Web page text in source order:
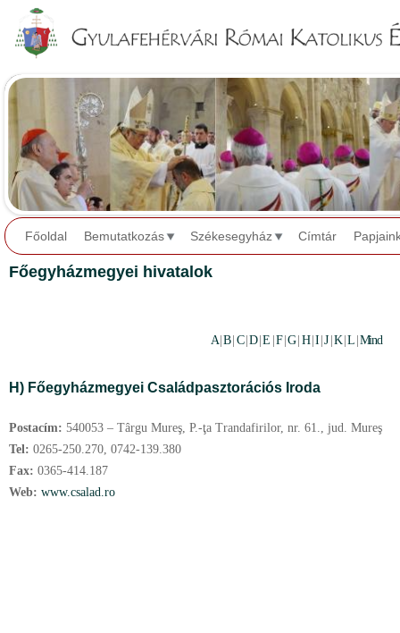
Főoldal Bemutatkozás Székesegyház Címtár
Főegyházmegyei hivatalok
A|B C D |E F |G H |I |J K |L Mind
H) Főegyházmegyei Családpasztorációs Iroda
Postacím: 540053 – Târgu Mureş, P.-ţa Trandafirilor, nr. 61., jud. Mureş
Tel: 0265-250.270, 0742-139.380
Fax: 0365-414.187
Web: www.csalad.ro